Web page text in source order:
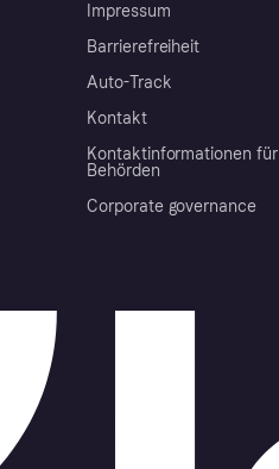
Impressum
Barrierefreiheit
Auto-Track
Kontakt
Kontaktinformationen für
Behörden
Corporate governance